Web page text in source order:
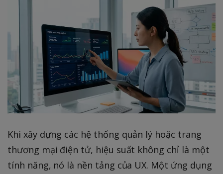
Khi xây dựng các hệ thống quản lý hoặc trang
thương mại điện tử, hiệu suất không chỉ là một
tính năng, nó là nền tảng của UX. Một ứng dụng